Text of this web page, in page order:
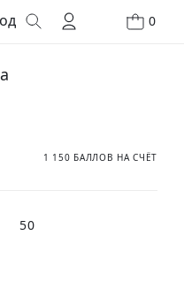
0
1 150 БАЛЛОВ НА СЧЁТ
50